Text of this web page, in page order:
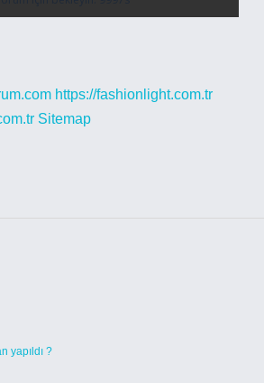
https://fashionlight.com.tr
Sitemap
yapıldı ?